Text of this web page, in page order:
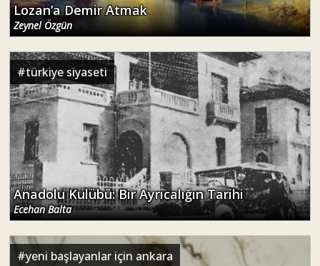
Lozan’a Demir Atmak
Zeynel Özgün
#türkiye siyaseti
Anadolu Kulübü: Bir Ayrıcalığın Tarihi
Ecehan Balta
#yeni başlayanlar için ankara